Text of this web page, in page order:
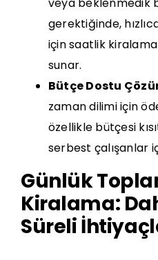
gerektiğinde,
için saatlik
sunar.
Bütçe Dostu
zaman dilimi için
özellikle bütçesi
serbest çalışanlar
Günlük
Kiralama:
Süreli